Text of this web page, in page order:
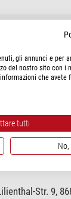
Str. 9,
gli annunci e per
del nostro sito con i
che avete
tutti